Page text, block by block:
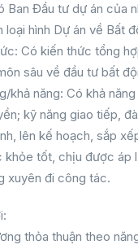
Ban Đầu tư dự án của
loại hình Dự án về Bất
Có kiến thức tổng
sâu về đầu tư bất
khả năng: Có khả
kỹ năng giao tiếp,
lên kế hoạch, sắp
khỏe tốt, chịu được áp
xuyên đi công tác.
thỏa thuận theo